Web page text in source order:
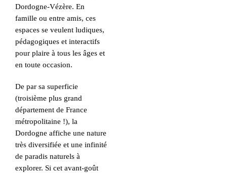
Dordogne-Vézère. En
famille ou entre amis, ces
espaces se veulent ludiques,
pédagogiques et interactifs
pour plaire à tous les âges et
en toute occasion.
De par sa superficie
(troisième plus grand
département de France
métropolitaine !), la
Dordogne affiche une nature
très diversifiée et une infinité
de paradis naturels à
explorer. Si cet avant-goût